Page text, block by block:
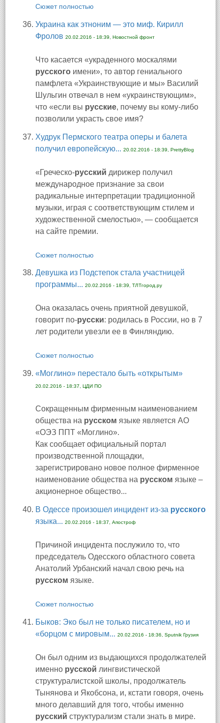
Сюжет полностью
Украина как этноним — это миф. Кирилл
Фролов 20.02.2016 - 18:39, Новостной фронт
Что касается «украденного москалями
русского имени», то автор гениального
памфлета «Украинствующие и мы» Василий
Шульгин отвечал в нем «украинствующим»,
что «если вы русские, почему вы кому-либо
позволили украсть свое имя?
Худрук Пермского театра оперы и балета
получил европейскую... 20.02.2016 - 18:39, PrettyBlog
«Греческо-русский дирижер получил
международное признание за свои
радикальные интерпретации традиционной
музыки, играя с соответствующим стилем и
художественной смелостью», — сообщается
на сайте премии.
Сюжет полностью
Девушка из Подстепок стала участницей
программы... 20.02.2016 - 18:39, ТЛТгород.ру
Она оказалась очень приятной девушкой,
говорит по-русски: родилась в России, но в 7
лет родители увезли ее в Финляндию.
Сюжет полностью
«Моглино» перестало быть «открытым»
20.02.2016 - 18:37, ЦДИ ПО
Сокращенным фирменным наименованием
общества на русском языке является АО
«ОЭЗ ППТ «Моглино».
Как сообщает официальный портал
производственной площадки,
зарегистрировано новое полное фирменное
наименование общества на русском языке –
акционерное общество...
В Одессе произошел инцидент из-за русского
языка... 20.02.2016 - 18:37, Апостроф
Причиной инцидента послужило то, что
председатель Одесского областного совета
Анатолий Урбанский начал свою речь на
русском языке.
Сюжет полностью
Быков: Эко был не только писателем, но и
«борцом с мировым... 20.02.2016 - 18:36, Sputnik Грузия
Он был одним из выдающихся продолжателей
именно русской лингвистической
структуралистской школы, продолжатель
Тынянова и Якобсона, и, кстати говоря, очень
много делавший для того, чтобы именно
русский структурализм стали знать в мире.